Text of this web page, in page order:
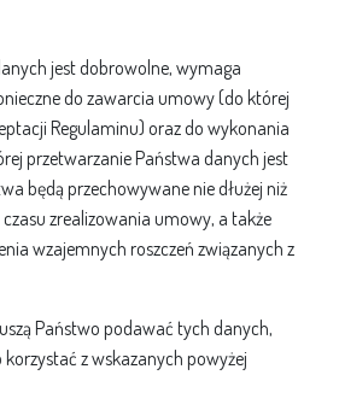
jest dobrowolne, wymaga
do zawarcia umowy (do której
Regulaminu) oraz do wykonania
przetwarzanie Państwa danych jest
będą przechowywane nie dłużej niż
zrealizowania umowy, a także
wzajemnych roszczeń związanych z
Państwo podawać tych danych,
korzystać z wskazanych powyżej